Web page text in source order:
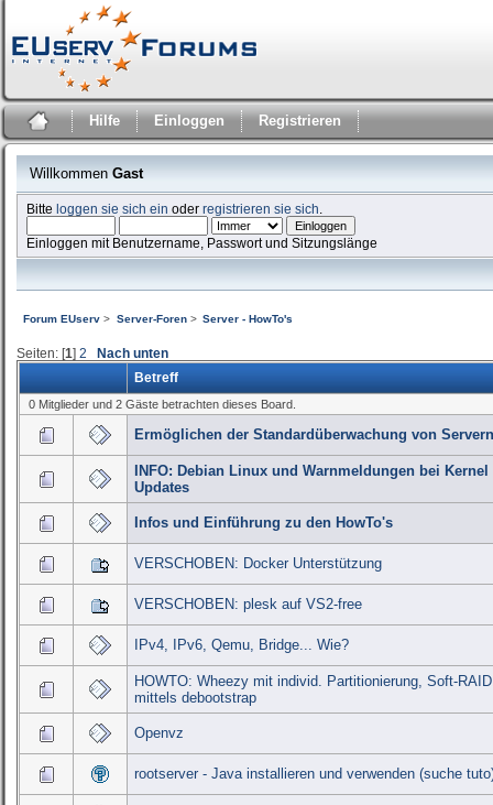
Hilfe Einloggen Registrieren
Willkommen Gast
Bitteloggen sie sich ein oderregistrieren sie sich
Einloggen mit Benutzername, Passwort und Sitzungslänge
Forum EUserv > Server-Foren> Server - HowTo's
Seiten: [1] 2
Nach unten
Betreff
0 Mitglieder und 2 Gäste betrachten dieses Board.
Ermöglichen der Standardüberwachung von
INFO: Debian Linux und Warnmeldungen bei Kernel
Updates
Infos und Einführung zu den HowTo's
VERSCHOBEN: Docker Unterstützung
VERSCHOBEN: plesk auf VS2-free
IPv4, IPv6, Qemu, Bridge... Wie?
HOWTO: Wheezy mit individ. Partitionierung, Soft-
mittels debootstrap
Openvz
rootserver - Java installieren und verwenden (suche